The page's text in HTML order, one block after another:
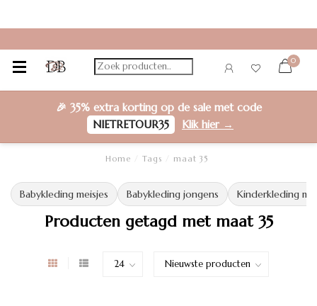
0
🎉 35% extra kortingop de sale met code
NIETRETOUR35
Klik hier →
Home Tags maat 35
Babykleding meisjes Babykleding jongens Kinderkleding
Producten getagd met maat 35